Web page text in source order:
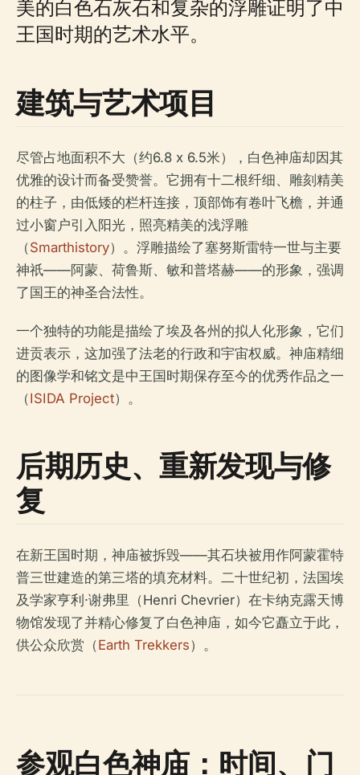
美的白色石灰石和复杂的浮雕证明了中
王国时期的艺术水平。
建筑与艺术项目
尽管占地面积不大（约6.8 x 6.5米），白色神庙却因其
优雅的设计而备受赞誉。它拥有十二根纤细、雕刻精美
的柱子，由低矮的栏杆连接，顶部饰有卷叶飞檐，并通
过小窗户引入阳光，照亮精美的浅浮雕
（Smarthistory）。浮雕描绘了塞努斯雷特一世与主要
神祇——阿蒙、荷鲁斯、敏和普塔赫——的形象，强调
了国王的神圣合法性。
一个独特的功能是描绘了埃及各州的拟人化形象，它们
进贡表示，这加强了法老的行政和宇宙权威。神庙精细
的图像学和铭文是中王国时期保存至今的优秀作品之一
（ISIDA Project）。
后期历史、重新发现与修
复
在新王国时期，神庙被拆毁——其石块被用作阿蒙霍特
普三世建造的第三塔的填充材料。二十世纪初，法国埃
及学家亨利·谢弗里（Henri Chevrier）在卡纳克露天博
物馆发现了并精心修复了白色神庙，如今它矗立于此，
供公众欣赏（Earth Trekkers）。
参观白色神庙：时间、门